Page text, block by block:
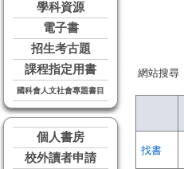
學科資源
電子書
招生考古題
課程指定用書
國科會人文社會專題書目
個人書房
校外讀者申請
網站搜尋
找書